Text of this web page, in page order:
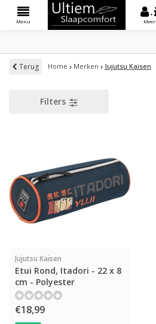
Menu
+
Meer
Terug Home Merken Jujutsu Kaisen
Filters
Jujutsu Kaisen
Etui Rond, Itadori - 22 x 8
cm - Polyester
€18,99